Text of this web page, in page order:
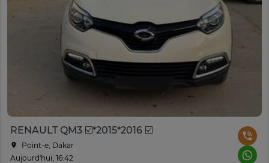
RENAULT QM3 ☑️*2015*2016 ☑️
Point-e, Dakar
Aujourd'hui, 16:42